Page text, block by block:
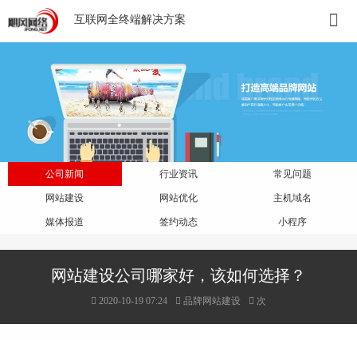
互联网全终端解决方案
公司新闻 行业资讯 常见问题
网站建设 网站优化 主机域名
媒体报道 签约动态 小程序
网站建设公司哪家好，该如何选择？
2020-10-19 07:24 品牌网站建设 次